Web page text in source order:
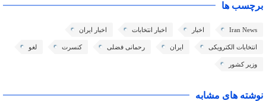
برچسب ها
Iran News اخبار اخبار انتخابات اخبار ایران
انتخابات الکترویکی ایران رحمانی فضلی کنسرت لغو
وزیر کشور
نوشته های مشابه